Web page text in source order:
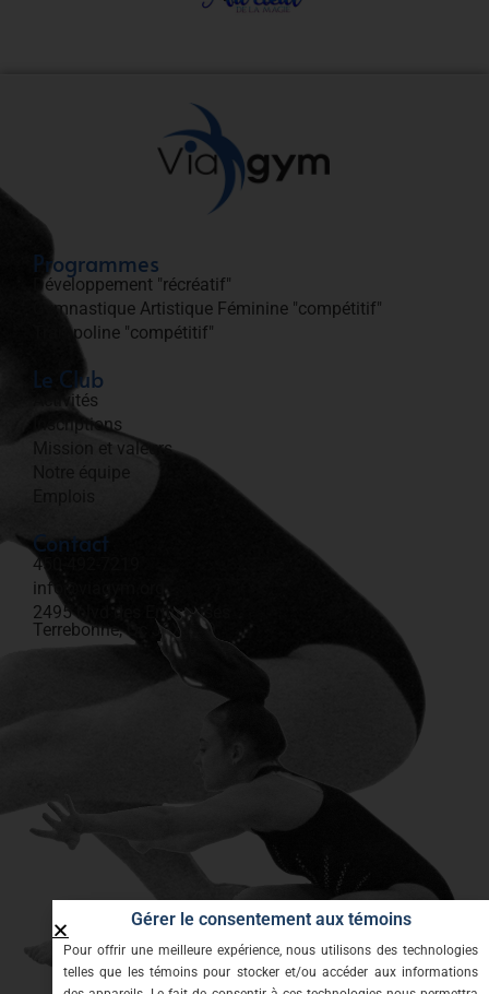
Programmes
Développement "récréatif"
Gymnastique Artistique Féminine "compétitif"
Trampoline "compétitif"
Le Club
Activités
Inscriptions
Mission et valeurs
Contact
450-492-7219​
info@viagym.org
2495 blvd des Entreprises
Terrebonne, Qc J6X 4J9
Gérer le consentement aux témoins
Pour offrir une meilleure expérience, nous utilisons des technologies
telles que les témoins pour stocker et/ou accéder aux informations